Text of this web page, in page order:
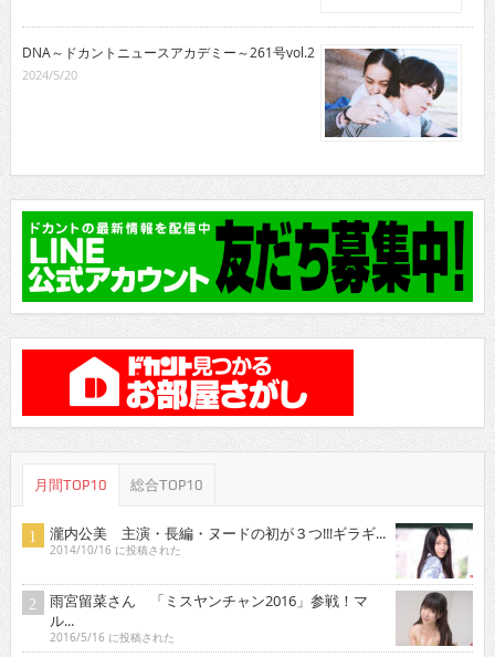
DNA～ドカントニュースアカデミー～261号vol.2
2024/5/20
月間TOP10 総合TOP10
瀧内公美 主演・長編・ヌードの初が３つ!!!ギラギ...
2014/10/16 に投稿された
雨宮留菜さん 「ミスヤンチャン2016」参戦！マ
ル...
2016/5/16 に投稿された